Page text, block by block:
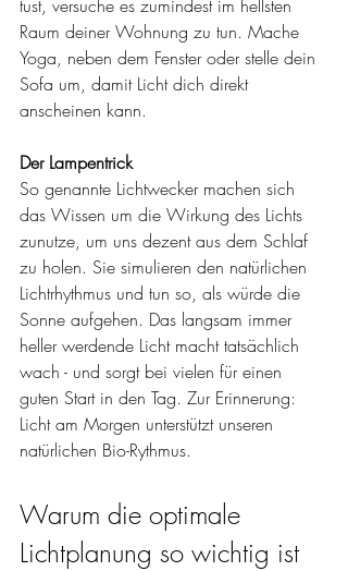
tust, versuche es zumindest im hellsten
Raum deiner Wohnung zu tun. Mache
Yoga, neben dem Fenster oder stelle dein
Sofa um, damit Licht dich direkt
anscheinen kann.
Der Lampentrick
So genannte Lichtwecker machen sich
das Wissen um die Wirkung des Lichts
zunutze, um uns dezent aus dem Schlaf
zu holen. Sie simulieren den natürlichen
Lichtrhythmus und tun so, als würde die
Sonne aufgehen. Das langsam immer
heller werdende Licht macht tatsächlich
wach - und sorgt bei vielen für einen
guten Start in den Tag. Zur Erinnerung:
Licht am Morgen unterstützt unseren
natürlichen Bio-Rythmus.
Warum die optimale
Lichtplanung so wichtig ist